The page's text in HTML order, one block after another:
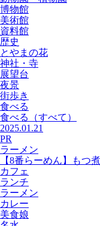
博物館
美術館
資料館
歴史
とやまの花
神社・寺
展望台
夜景
街歩き
食べる
食べる
（すべて）
2025.01.21
PR
ラーメン
【8番らーめん】もつ
カフェ
ランチ
ラーメン
カレー
美食娘